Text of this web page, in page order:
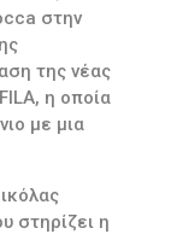
στην
της νέας
η οποία
με μια
στηρίζει η